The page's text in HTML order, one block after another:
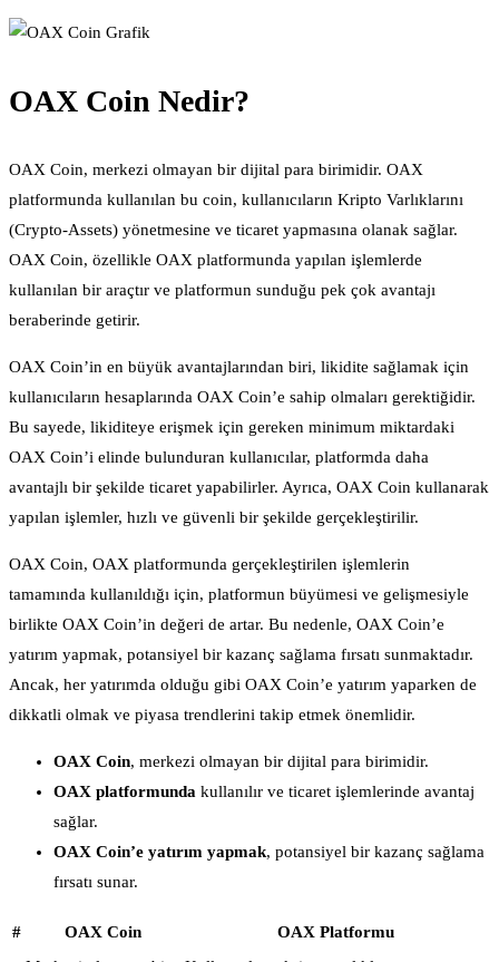
OAX Coin Nedir?
OAX Coin, merkezi olmayan bir dijital para birimidir. OAX
platformunda kullanılan bu coin, kullanıcıların Kripto Varlıklarını
(Crypto-Assets) yönetmesine ve ticaret yapmasına olanak sağlar.
OAX Coin, özellikle OAX platformunda yapılan işlemlerde
kullanılan bir araçtır ve platformun sunduğu pek çok avantajı
beraberinde getirir.
OAX Coin’in en büyük avantajlarından biri, likidite sağlamak için
kullanıcıların hesaplarında OAX Coin’e sahip olmaları gerektiğidir.
Bu sayede, likiditeye erişmek için gereken minimum miktardaki
OAX Coin’i elinde bulunduran kullanıcılar, platformda daha
avantajlı bir şekilde ticaret yapabilirler. Ayrıca, OAX Coin kullanarak
yapılan işlemler, hızlı ve güvenli bir şekilde gerçekleştirilir.
OAX Coin, OAX platformunda gerçekleştirilen işlemlerin
tamamında kullanıldığı için, platformun büyümesi ve gelişmesiyle
birlikte OAX Coin’in değeri de artar. Bu nedenle, OAX Coin’e
yatırım yapmak, potansiyel bir kazanç sağlama fırsatı sunmaktadır.
Ancak, her yatırımda olduğu gibi OAX Coin’e yatırım yaparken de
dikkatli olmak ve piyasa trendlerini takip etmek önemlidir.
OAX Coin, merkezi olmayan bir dijital para birimidir.
OAX platformunda kullanılır ve ticaret işlemlerinde avantaj
sağlar.
OAX Coin’e yatırım yapmak, potansiyel bir kazanç sağlama
fırsatı sunar.
# OAX Coin
OAX Platformu